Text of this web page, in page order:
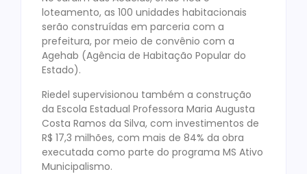
loteamento, as 100 unidades habitacionais
serão construídas em parceria com a
prefeitura, por meio de convênio com a
Agehab (Agência de Habitação Popular do
Estado).
Riedel supervisionou também a construção
da Escola Estadual Professora Maria Augusta
Costa Ramos da Silva, com investimentos de
R$ 17,3 milhões, com mais de 84% da obra
executada como parte do programa MS Ativo
Municipalismo.